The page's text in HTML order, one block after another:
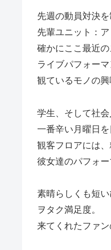
先週の動員対決
先輩ユニット：
確かにここ最近の
ライブパフォー
観ているモノの興
学生、そして社
一番辛い月曜日
観客フロアには
彼女達のパフォ
素晴らしくも短
ヲタク満足度。
来てくれたファ